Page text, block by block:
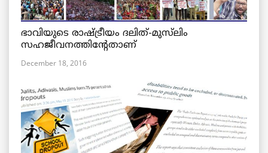
ഭാവിയുടെ രാഷ്ട്രീയം ദലിത്-മുസ്‌ലിം
സഹജീവനത്തിന്റേതാണ്
December 18, 2016